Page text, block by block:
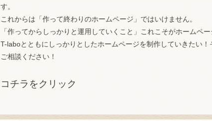
す。
これからは「作って終わりのホームページ」ではいけません。
「作ってからしっかりと運用していくこと」これこそがホームペ
T-laboとともにしっかりとしたホームページを制作していきたい
ご相談ください！
コチラをクリック